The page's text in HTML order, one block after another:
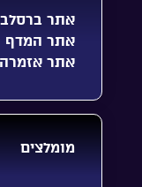
אתר ברסלב
אתר המדף
אתר אזמרה
מומלצים